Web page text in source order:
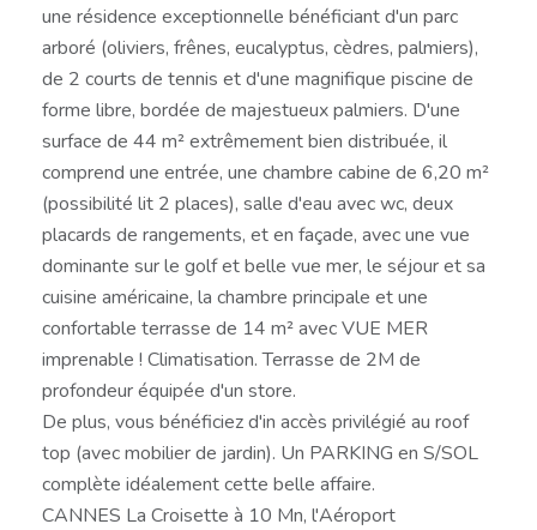
une résidence exceptionnelle bénéficiant d'un parc
arboré (oliviers, frênes, eucalyptus, cèdres, palmiers),
de 2 courts de tennis et d'une magnifique piscine de
forme libre, bordée de majestueux palmiers. D'une
surface de 44 m² extrêmement bien distribuée, il
comprend une entrée, une chambre cabine de 6,20 m²
(possibilité lit 2 places), salle d'eau avec wc, deux
placards de rangements, et en façade, avec une vue
dominante sur le golf et belle vue mer, le séjour et sa
cuisine américaine, la chambre principale et une
confortable terrasse de 14 m² avec VUE MER
imprenable ! Climatisation. Terrasse de 2M de
profondeur équipée d'un store.
De plus, vous bénéficiez d'in accès privilégié au roof
top (avec mobilier de jardin). Un PARKING en S/SOL
complète idéalement cette belle affaire.
CANNES La Croisette à 10 Mn, l'Aéroport